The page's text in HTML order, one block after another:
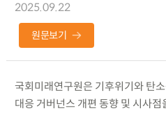
2025.09.22
원문보기
국회미래연구원은 기후위기와 탄
대응 거버넌스 개편 동향 및 시사